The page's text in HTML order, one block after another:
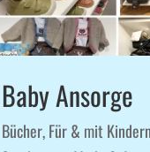
Baby Ansorge
Bücher,Für & mit